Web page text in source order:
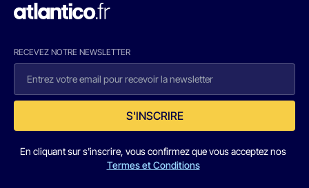
RECEVEZ NOTRE NEWSLETTER
S'INSCRIRE
En cliquant sur s'inscrire, vous confirmez que vous acceptez nos
Termes et Conditions